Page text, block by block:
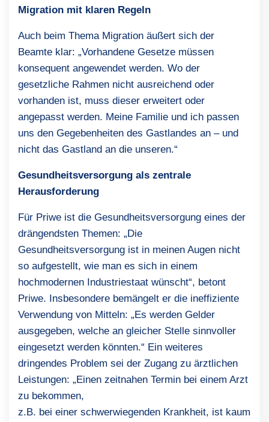
Migration mit klaren Regeln
Auch beim Thema Migration äußert sich der
Beamte klar: „Vorhandene Gesetze müssen
konsequent angewendet werden. Wo der
gesetzliche Rahmen nicht ausreichend oder
vorhanden ist, muss dieser erweitert oder
angepasst werden. Meine Familie und ich passen
uns den Gegebenheiten des Gastlandes an – und
nicht das Gastland an die unseren.“
Gesundheitsversorgung als zentrale
Herausforderung
Für Priwe ist die Gesundheitsversorgung eines der
drängendsten Themen: „Die
Gesundheitsversorgung ist in meinen Augen nicht
so aufgestellt, wie man es sich in einem
hochmodernen Industriestaat wünscht“, betont
Priwe. Insbesondere bemängelt er die ineffiziente
Verwendung von Mitteln: „Es werden Gelder
ausgegeben, welche an gleicher Stelle sinnvoller
eingesetzt werden könnten.“ Ein weiteres
dringendes Problem sei der Zugang zu ärztlichen
Leistungen: „Einen zeitnahen Termin bei einem Arzt
zu bekommen,
z.B. bei einer schwerwiegenden Krankheit, ist kaum